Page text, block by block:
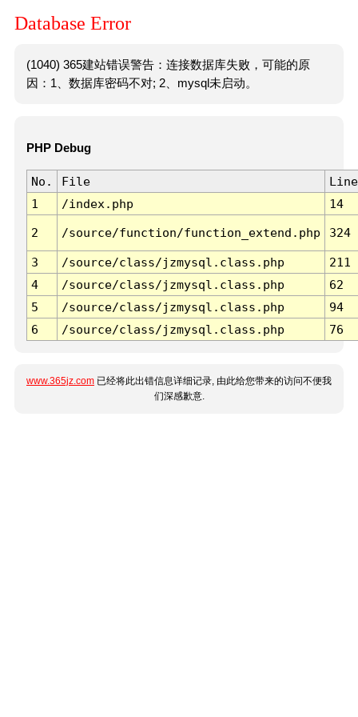
Database Error
(1040) 365建站错误警告：连接数据库失败，可能的原
因：1、数据库密码不对; 2、mysql未启动。
PHP Debug
No. File
Line
1
/index.php 14
2 /source/function/function_extend.php 324
3 /source/class/jzmysql.class.php
211
4
/source/class/jzmysql.class.php
62
5
/source/class/jzmysql.class.php
94
6
/source/class/jzmysql.class.php 76
www.365jz.com 已经将此出错信息详细记录, 由此给您带来的访问不便我
们深感歉意.